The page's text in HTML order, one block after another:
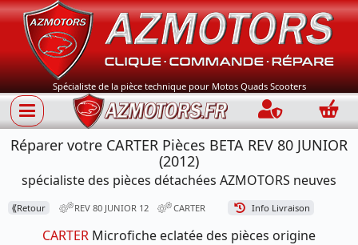
Spécialiste de la pièce technique pour Motos Quads Scooters
Connection
Réparer votre CARTER Pièces BETA REV 80 JUNIOR
(2012)
spécialiste des pièces détachées AZMOTORS neuves
⟪Retour REV 80 JUNIOR 12 CARTER Info Livraison
CARTER Microfiche eclatée des pièces origine